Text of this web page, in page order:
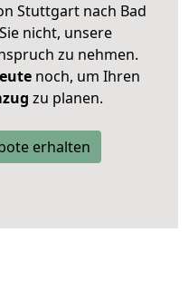
Stuttgart nach Bad
nicht, unsere
zu nehmen.
noch, um Ihren
zu planen.
erhalten